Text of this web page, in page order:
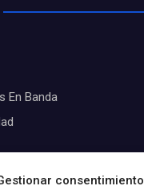
consentimiento
En Banda